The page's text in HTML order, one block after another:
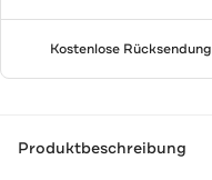
Kostenlose Rücksendung
Produktbeschreibung